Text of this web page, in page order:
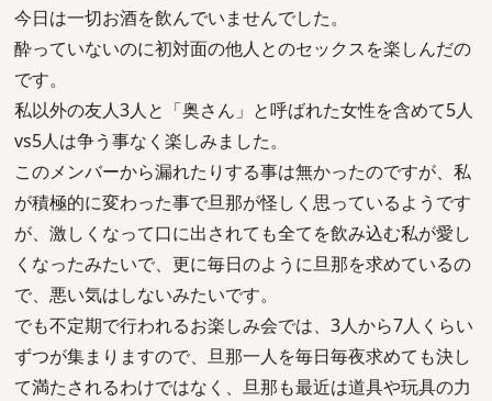
今日は一切お酒を飲んでいませんでした。
酔っていないのに初対面の他人とのセックスを楽しんだの
です。
私以外の友人3人と「奥さん」と呼ばれた女性を含めて5人
vs5人は争う事なく楽しみました。
このメンバーから漏れたりする事は無かったのですが、私
が積極的に変わった事で旦那が怪しく思っているようです
が、激しくなって口に出されても全てを飲み込む私が愛し
くなったみたいで、更に毎日のように旦那を求めているの
で、悪い気はしないみたいです。
でも不定期で行われるお楽しみ会では、3人から7人くらい
ずつが集まりますので、旦那一人を毎日毎夜求めても決し
て満たされるわけではなく、旦那も最近は道具や玩具の力